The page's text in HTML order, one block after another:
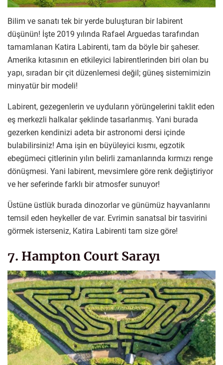
Bilim ve sanatı tek bir yerde buluşturan bir labirent
düşünün! İşte 2019 yılında Rafael Arguedas tarafından
tamamlanan Katira Labirenti, tam da böyle bir şaheser.
Amerika kıtasının en etkileyici labirentlerinden biri olan bu
yapı, sıradan bir çit düzenlemesi değil; güneş sistemimizin
minyatür bir modeli!
Labirent, gezegenlerin ve uyduların yörüngelerini taklit eden
eş merkezli halkalar şeklinde tasarlanmış. Yani burada
gezerken kendinizi adeta bir astronomi dersi içinde
bulabilirsiniz! Ama işin en büyüleyici kısmı, egzotik
ebegümeci çitlerinin yılın belirli zamanlarında kırmızı renge
dönüşmesi. Yani labirent, mevsimlere göre renk değiştiriyor
ve her seferinde farklı bir atmosfer sunuyor!
Üstüne üstlük burada dinozorlar ve günümüz hayvanlarını
temsil eden heykeller de var. Evrimin sanatsal bir tasvirini
görmek isterseniz, Katira Labirenti tam size göre!
7. Hampton Court Sarayı